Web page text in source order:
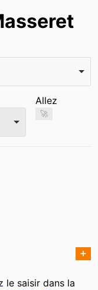
Allez
🚀
➕
le saisir dans la